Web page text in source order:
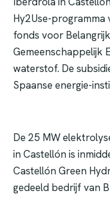
Hy2Use-programma
fonds voor
Gemeenschappelijk
waterstof. De
Spaanse energie-
De 25 MW
in Castellón is
Castellón Green
gedeeld bedrijf van